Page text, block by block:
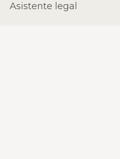
Asistente legal